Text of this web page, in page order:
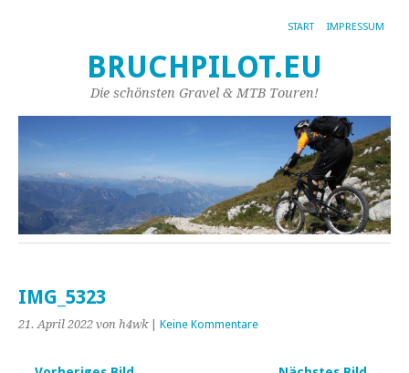
START IMPRESSUM
BRUCHPILOT.EU
Die schönsten Gravel & MTB Touren!
IMG_5323
21. April 2022 von h4wk| Keine Kommentare